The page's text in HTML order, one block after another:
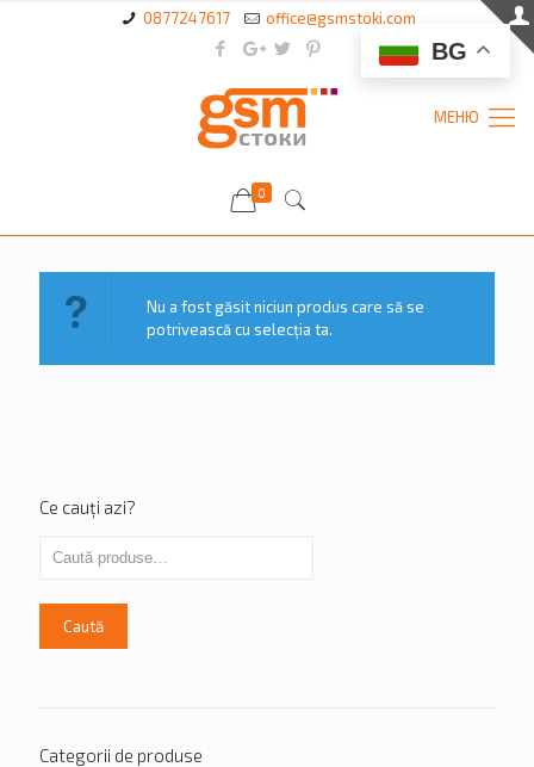
0877247617 office@gsmstoki.com
0
Nu a fost găsit niciun produs care să se
potrivească cu selecția ta.
Ce cauți azi?
Caută
Categorii de produse
BG